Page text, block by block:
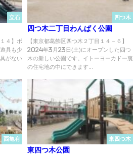
立石
４】ボ
具も少
がない
四つ木
四つ木二丁目わんぱく公園
【東京都葛飾区四つ木２丁目１４－６】
2024年3月23日(土)にオープンした四つ
木の新しい公園です。イトーヨーカドー裏
の住宅地の中にできます...
西亀有 東四つ木
東四つ木公園